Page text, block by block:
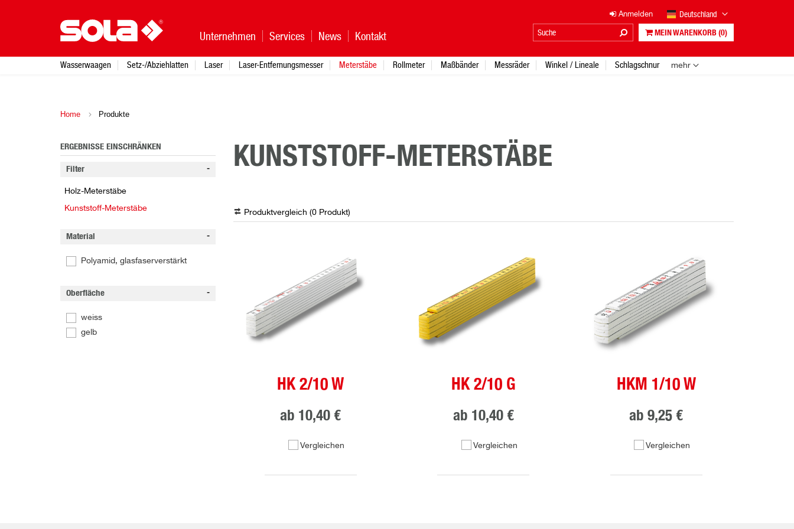
Home Produkte
ERGEBNISSE EINSCHRÄNKEN
Filter
Holz-Meterstäbe
Kunststoff-Meterstäbe
Material
Polyamid, glasfaserverstärkt
Oberfläche
weiss
gelb
KUNSTSTOFF-METERSTÄBE
Produktvergleich (0 Produkt)
HK 2/10 W
ab 10,40 €
Vergleichen
HK 2/10 G
ab 10,40 €
Vergleichen
HKM 1/10 W
ab9,25 €
Vergleichen
Unternehmen Services News Kontakt
Anmelden Deutschland
MEIN WARENKORB (0)
Wasserwaagen Setz-/Abziehlatten Laser Laser-Entfernungsmesser Meterstäbe Rollmeter Maßbänder Messräder Winkel / Lineale Schlagschnur mehr